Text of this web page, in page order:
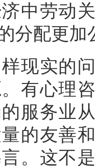
中劳动
分配更加
实的问
有心理
服务业
的友善
。这不